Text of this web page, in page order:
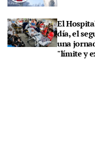
El
día, el
una
"límite y